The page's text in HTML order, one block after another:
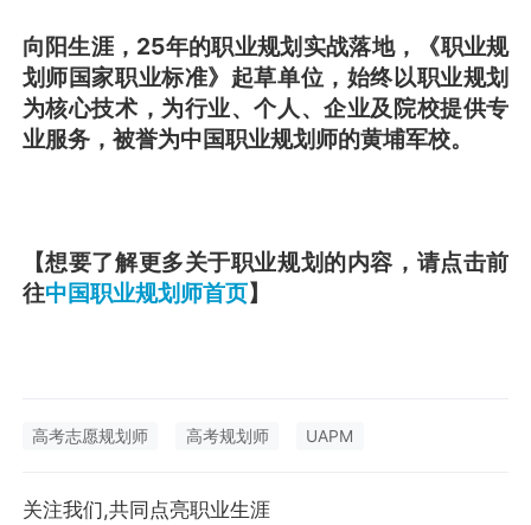
向阳生涯，25年的职业规划实战落地，《职业规
划师国家职业标准》起草单位，始终以职业规划
为核心技术，为行业、个人、企业及院校提供专
业服务，被誉为中国职业规划师的黄埔军校。
【想要了解更多关于职业规划的内容，请点击前
往中国职业规划师首页】
高考志愿规划师 高考规划师 UAPM
关注我们,共同点亮职业生涯